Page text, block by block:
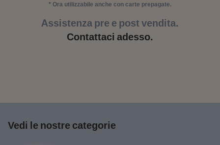
* Ora utilizzabile anche con carte prepagate.
Assistenza pre e post vendita.
Contattaci adesso.
Vedi le nostre categorie